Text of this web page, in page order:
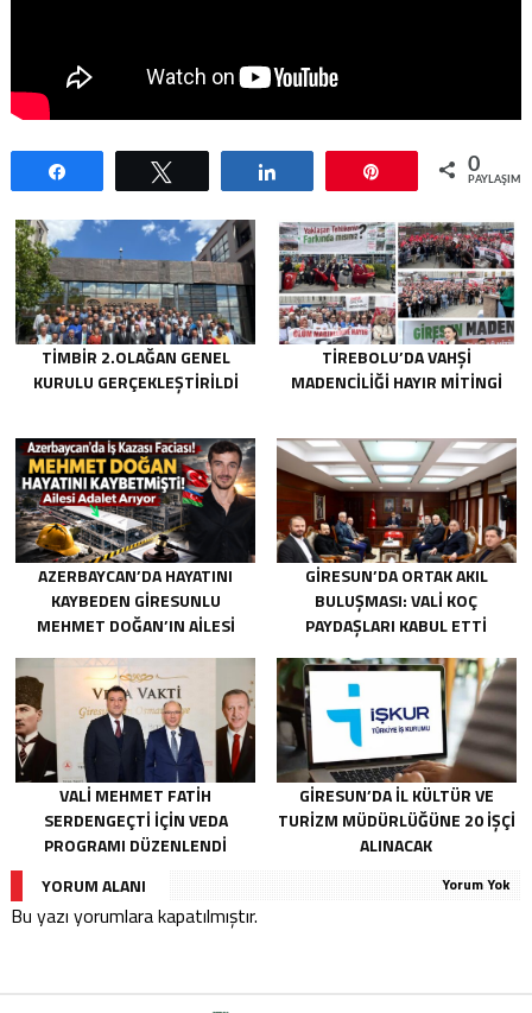
0
TİMBİR 2.OLAĞAN GENEL
KURULU GERÇEKLEŞTIRILDI
TIREBOLU’DA VAHŞI
MADENCILIĞI HAYIR MITINGI
AZERBAYCAN’DA HAYATINI
KAYBEDEN GIRESUNLU
MEHMET DOĞAN’IN AILESI
GIRESUN’DA ORTAK AKIL
BULUŞMASI: VALI KOÇ
PAYDAŞLARI KABUL ETTI
VALI MEHMET FATIH
SERDENGEÇTI İÇIN VEDA
PROGRAMI DÜZENLENDI
GIRESUN’DA İL KÜLTÜR VE
TURIZM MÜDÜRLÜĞÜNE 20 İŞÇI
ALINACAK
YORUM ALANI
Yorum Yok
Bu yazı yorumlara kapatılmıştır.